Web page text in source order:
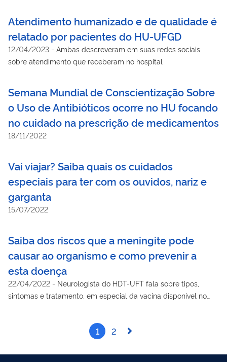
Atendimento humanizado e de qualidade é
relatado por pacientes do HU-UFGD
12/04/2023 - Ambas descreveram em suas redes sociais
sobre atendimento que receberam no hospital
Semana Mundial de Conscientização Sobre
o Uso de Antibióticos ocorre no HU focando
no cuidado na prescrição de medicamentos
18/11/2022
Vai viajar? Saiba quais os cuidados
especiais para ter com os ouvidos, nariz e
garganta
15/07/2022
Saiba dos riscos que a meningite pode
causar ao organismo e como prevenir a
esta doença
22/04/2022 - Neurologista do HDT-UFT fala sobre tipos,
sintomas e tratamento, em especial da vacina disponível no
1 2